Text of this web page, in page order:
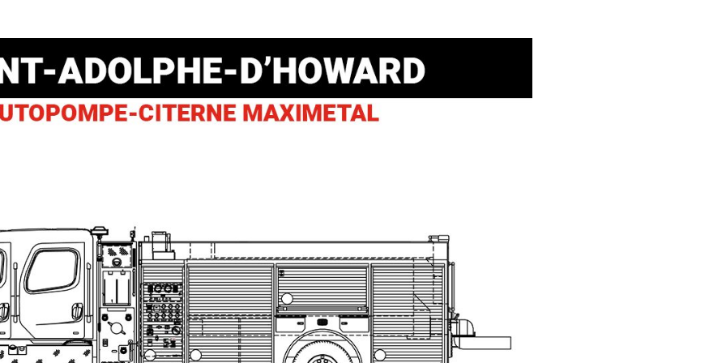
Démonstration d’équipements
D’ÉCHELLES
NFPA
Planifier un rendez-vous